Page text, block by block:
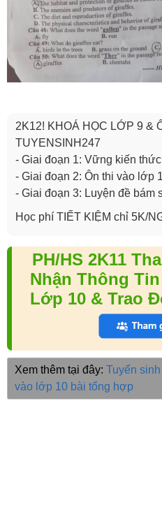
2K12! KHOÁ HỌC LỚP 9 &
TUYENSINH247
- Giai đoạn 1: Vững kiến
- Giai đoạn 2: Ôn thi vào lớp
- Giai đoạn 3: Luyện đề bám
Học phí TIẾT KIỆM chỉ 5K/
PH/HS 2K11
Nhận Thông
Lớp 10 & Trao
Xem thêm tại đây: Tuyển
vào lớp 10 bài tổng hợp